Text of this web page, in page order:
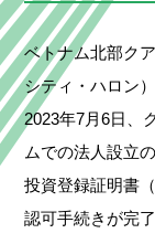
ベトナム北部ク
シティ・ハロン
2023年7月6日、
ムでの法人設立
投資登録証明書
認可手続きが完